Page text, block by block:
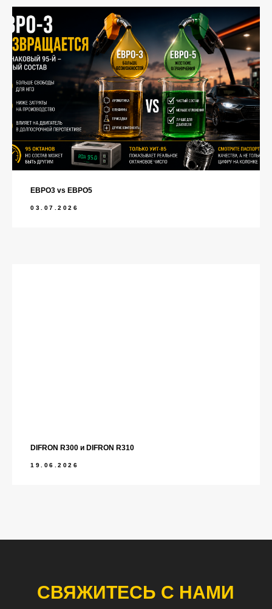
ЕВРО3 vs ЕВРО5
03.07.2026
DIFRON R300 и DIFRON R310
19.06.2026
СВЯЖИТЕСЬ С НАМИ